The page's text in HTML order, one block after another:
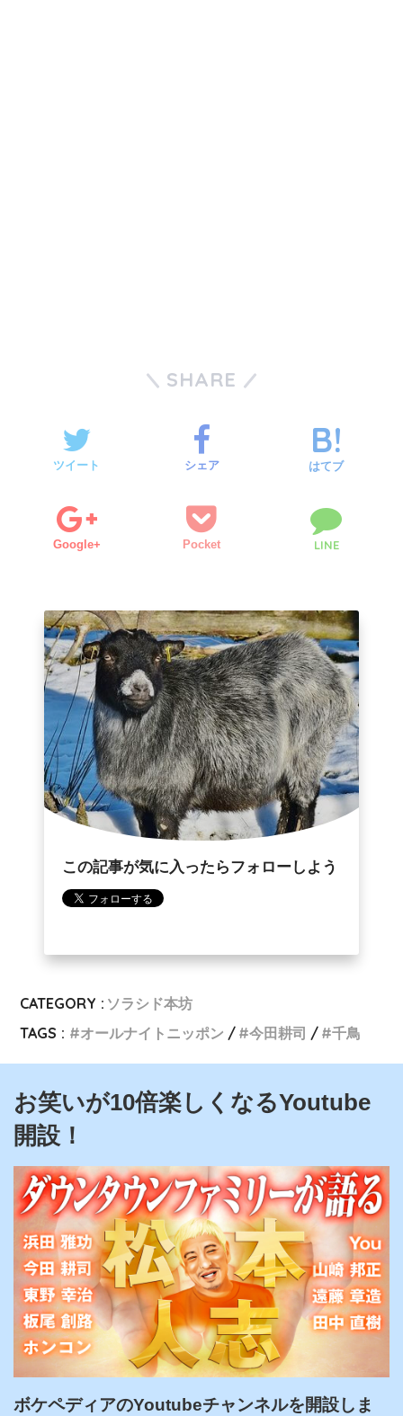
SHARE
ツイート シェア はてブ
Google+ Pocket LINE
この記事が気に入ったらフォローしよう
CATEGORY : ソラシド本坊
TAGS :
オールナイトニッポン 今田耕司 千鳥
お笑いが10倍楽しくなるYoutube
開設！
ボケペディアのYoutubeチャンネルを開設しま